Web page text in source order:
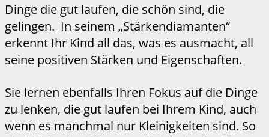
Dinge die gut laufen, die schön sind, die
gelingen. In seinem „Stärkendiamanten“
erkennt Ihr Kind all das, was es ausmacht, all
seine positiven Stärken und Eigenschaften.
Sie lernen ebenfalls Ihren Fokus auf die Dinge
zu lenken, die gut laufen bei Ihrem Kind, auch
wenn es manchmal nur Kleinigkeiten sind. So